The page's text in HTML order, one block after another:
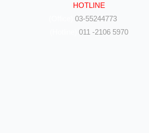
HOTLINE
(Office)03-55244773
011 -2106 5970